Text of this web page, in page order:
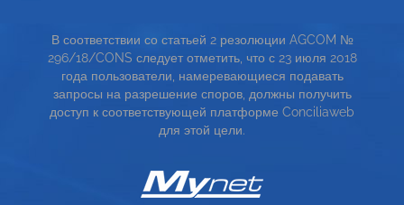
СЕРВИСНАЯ КАРТА
TOP RICERCHE
SITE MAP
В соответствии со статьей 2 резолюции AGCOM №
296/18/CONS следует отметить, что с 23 июля 2018
года пользователи, намеревающиеся подавать
запросы на разрешение споров, должны получить
доступ к соответствующей платформе Conciliaweb
для этой цели.